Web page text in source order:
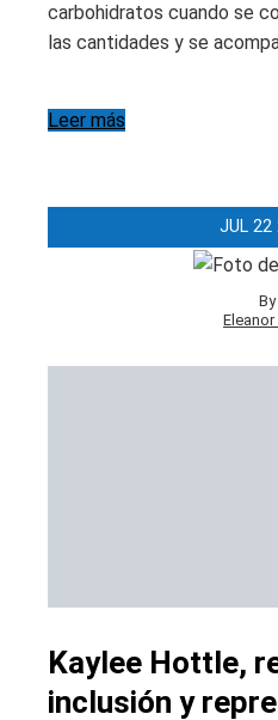
carbohidratos cuando se
las cantidades y se
Leer más
JUL 22
By
Eleanor
Kaylee Hottle,
inclusión y